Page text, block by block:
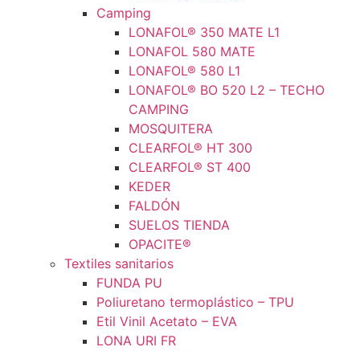
Camping
LONAFOL® 350 MATE L1
LONAFOL 580 MATE
LONAFOL® 580 L1
LONAFOL® BO 520 L2 – TECHO
CAMPING
MOSQUITERA
CLEARFOL® HT 300
CLEARFOL® ST 400
KEDER
FALDÓN
SUELOS TIENDA
OPACITE®
Textiles sanitarios
FUNDA PU
Poliuretano termoplástico – TPU
Etil Vinil Acetato – EVA
LONA URI FR